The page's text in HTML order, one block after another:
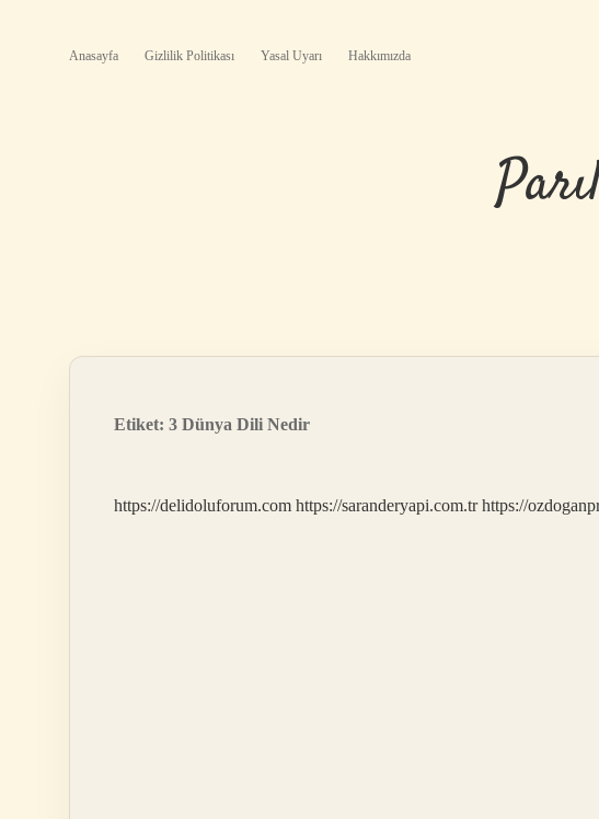
Anasayfa Gizlilik Politikası Yasal Uyarı Hakkımızda
Etiket: 3 Dünya Dili Nedir
https://delidoluforum.com https://saranderyapi.com.tr https://